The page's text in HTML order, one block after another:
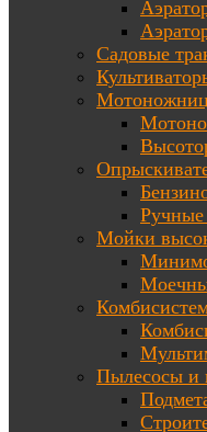
Садовые
Ручные
Мойки
Пылесосы и